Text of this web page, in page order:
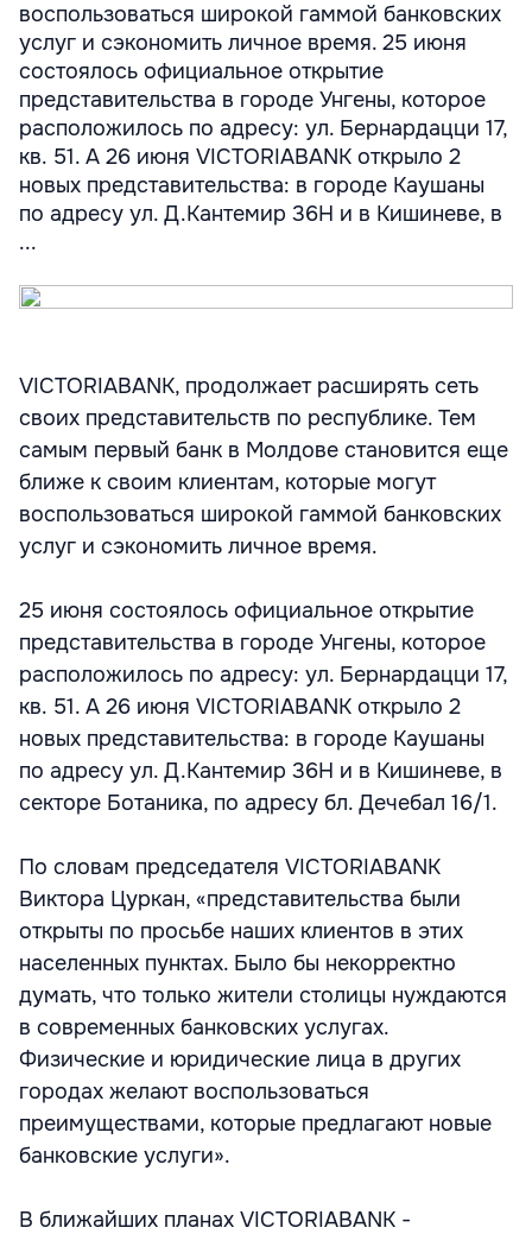
воспользоваться широкой гаммой банковских
услуг и сэкономить личное время. 25 июня
состоялось официальное открытие
представительства в городе Унгены, которое
расположилось по адресу: ул. Бернардацци 17,
кв. 51. А 26 июня VICTORIABANK открыло 2
новых представительства: в городе Каушаны
по адресу ул. Д.Кантемир 36H и в Кишиневе, в
...
VICTORIABANK, продолжает расширять сеть
своих представительств по республике. Тем
самым первый банк в Молдове становится еще
ближе к своим клиентам, которые могут
воспользоваться широкой гаммой банковских
услуг и сэкономить личное время.
25 июня состоялось официальное открытие
представительства в городе Унгены, которое
расположилось по адресу: ул. Бернардацци 17,
кв. 51. А 26 июня VICTORIABANK открыло 2
новых представительства: в городе Каушаны
по адресу ул. Д.Кантемир 36H и в Кишиневе, в
секторе Ботаника, по адресу бл. Дечебал 16/1.
По словам председателя VICTORIABANK
Виктора Цуркан, «представительства были
открыты по просьбе наших клиентов в этих
населенных пунктах. Было бы некорректно
думать, что только жители столицы нуждаются
в современных банковских услугах.
Физические и юридические лица в других
городах желают воспользоваться
преимуществами, которые предлагают новые
банковские услуги».
В ближайших планах VICTORIABANK -